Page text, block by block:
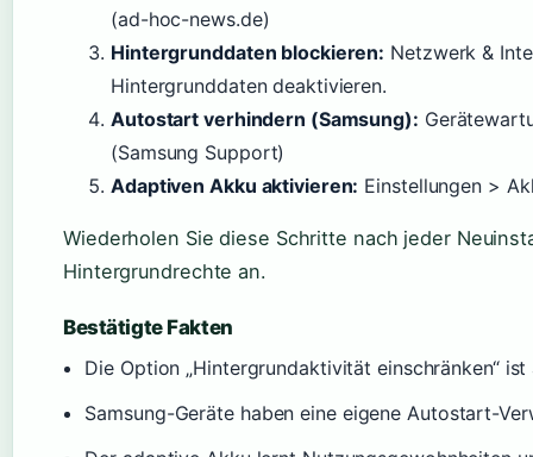
(ad-hoc-news.de)
Hintergrunddaten blockieren: Netzwerk &
Hintergrunddaten deaktivieren.
Autostart verhindern (Samsung):
(Samsung Support)
Adaptiven Akku aktivieren: Einstellungen >
Wiederholen Sie diese Schritte nach jeder
Hintergrundrechte an.
Bestätigte Fakten
Die Option „Hintergrundaktivität einschränken“
Samsung-Geräte haben eine eigene Autostart-